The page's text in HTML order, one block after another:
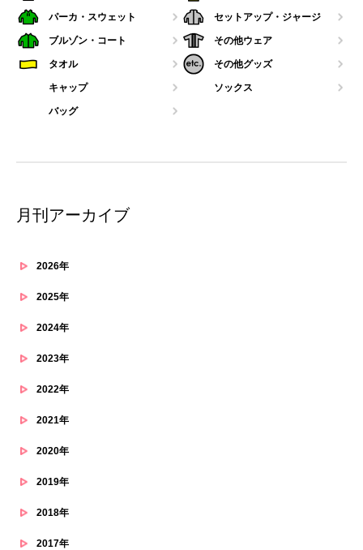
パーカ・スウェット セットアップ・ジャージ
ブルゾン・コート その他ウェア
タオル その他グッズ
キャップ ソックス
バッグ
月刊アーカイブ
2026年
2025年
2024年
2023年
2022年
2021年
2020年
2019年
2018年
2017年